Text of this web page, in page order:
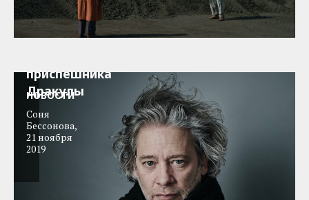
Декстер
Флетчер
снимет
приспешника
Дракулы
Соня
Бессонова,
21 ноября
2019
НОВОСТИ